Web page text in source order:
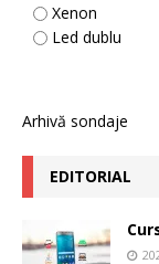
Xenon
Led dublu
Arhivă sondaje
EDITORIAL